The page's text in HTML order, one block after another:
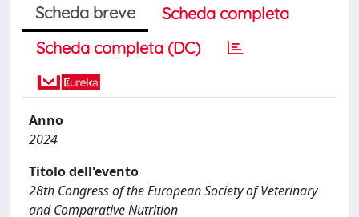
Scheda breve
Scheda completa
Scheda completa (DC)
Anno
2024
Titolo dell'evento
28th Congress of the European Society of Veterinary
and Comparative Nutrition